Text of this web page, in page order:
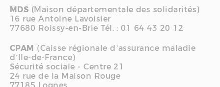
MDS (Maison départementale des solidarités)
16 rue Antoine Lavoisier
77680 Roissy-en-Brie Tél. : 01 64 43 20 12
CPAM (Caisse régionale d’assurance maladie
d’Ile-de-France)
Sécurité sociale - Centre 21
24 rue de la Maison Rouge
77185 Lognes